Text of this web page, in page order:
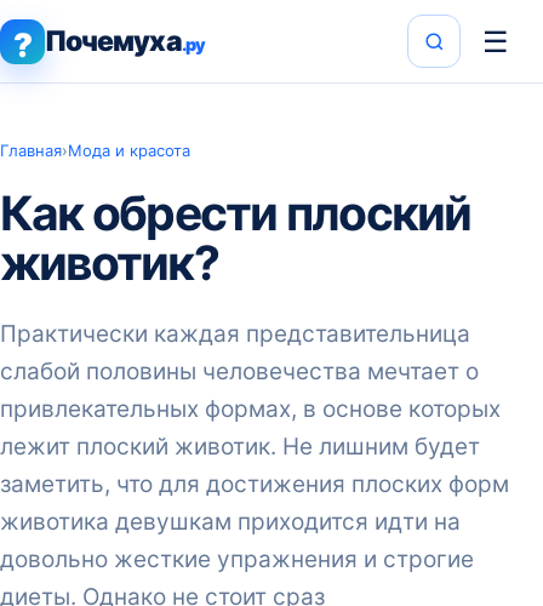
? Почемуха.ру ☰
Главная›Мода и красота
Как обрести плоский
животик?
Практически каждая представительница
слабой половины человечества мечтает о
привлекательных формах, в основе которых
лежит плоский животик. Не лишним будет
заметить, что для достижения плоских форм
животика девушкам приходится идти на
довольно жесткие упражнения и строгие
диеты. Однако не стоит сраз